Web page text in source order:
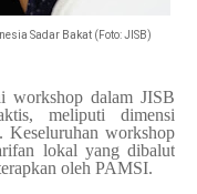
Sadar Bakat (Foto: JISB)
workshop dalam JISB
meliputi dimensi
Keseluruhan workshop
lokal yang dibalut
oleh PAMSI.